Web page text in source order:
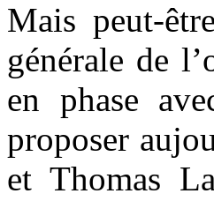
Mais peut-
générale de
en phase
proposer
et Thomas